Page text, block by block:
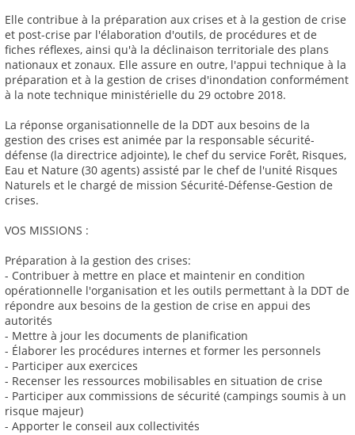
Elle contribue à la préparation aux crises et à la gestion de crise
et post-crise par l'élaboration d'outils, de procédures et de
fiches réflexes, ainsi qu'à la déclinaison territoriale des plans
nationaux et zonaux. Elle assure en outre, l'appui technique à la
préparation et à la gestion de crises d'inondation conformément
à la note technique ministérielle du 29 octobre 2018.
La réponse organisationnelle de la DDT aux besoins de la
gestion des crises est animée par la responsable sécurité-
défense (la directrice adjointe), le chef du service Forêt, Risques,
Eau et Nature (30 agents) assisté par le chef de l'unité Risques
Naturels et le chargé de mission Sécurité-Défense-Gestion de
crises.
VOS MISSIONS :
Préparation à la gestion des crises:
- Contribuer à mettre en place et maintenir en condition
opérationnelle l'organisation et les outils permettant à la DDT de
répondre aux besoins de la gestion de crise en appui des
autorités
- Mettre à jour les documents de planification
- Élaborer les procédures internes et former les personnels
- Participer aux exercices
- Recenser les ressources mobilisables en situation de crise
- Participer aux commissions de sécurité (campings soumis à un
risque majeur)
- Apporter le conseil aux collectivités